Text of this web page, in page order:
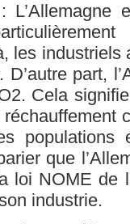
les industriels
part,
Cela
que
loi NOME de
industrie.